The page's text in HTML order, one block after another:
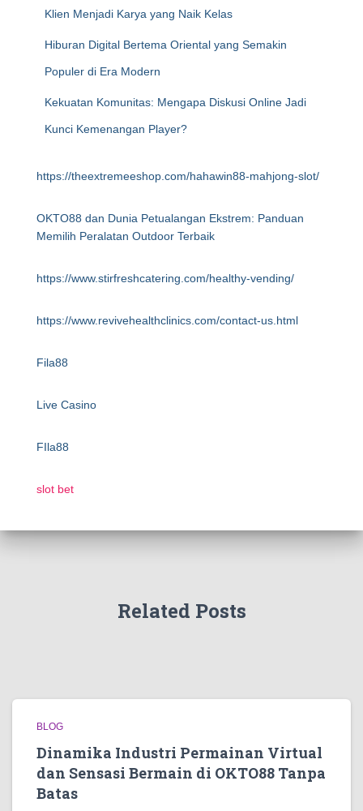
Klien Menjadi Karya yang Naik Kelas
Hiburan Digital Bertema Oriental yang Semakin
Populer di Era Modern
Kekuatan Komunitas: Mengapa Diskusi Online Jadi
Kunci Kemenangan Player?
https://theextremeeshop.com/hahawin88-mahjong-slot/
OKTO88 dan Dunia Petualangan Ekstrem: Panduan
Memilih Peralatan Outdoor Terbaik
https://www.stirfreshcatering.com/healthy-vending/
https://www.revivehealthclinics.com/contact-us.html
Fila88
Live Casino
FIla88
slot bet
Related Posts
BLOG
Dinamika Industri Permainan Virtual
dan Sensasi Bermain di OKTO88 Tanpa
Batas